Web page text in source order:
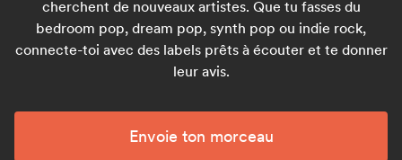
cherchent de nouveaux artistes. Que tu fasses du
bedroom pop, dream pop, synth pop ou indie rock,
connecte-toi avec des labels prêts à écouter et te donner
leur avis.
Envoie ton morceau